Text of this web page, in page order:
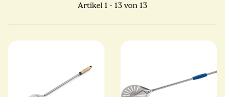
Artikel 1 - 13 von 13